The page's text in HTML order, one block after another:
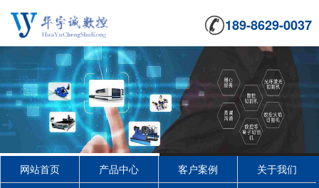
189-8629-0037
网站首页 产品中心 客户案例
关于我们